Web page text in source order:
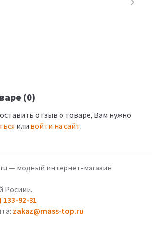
(0)
отзыв о товаре, Вам нужно
или войти на сайт.
— модный интернет-магазин
Росиии.
133-92-81
zakaz@mass-top.ru